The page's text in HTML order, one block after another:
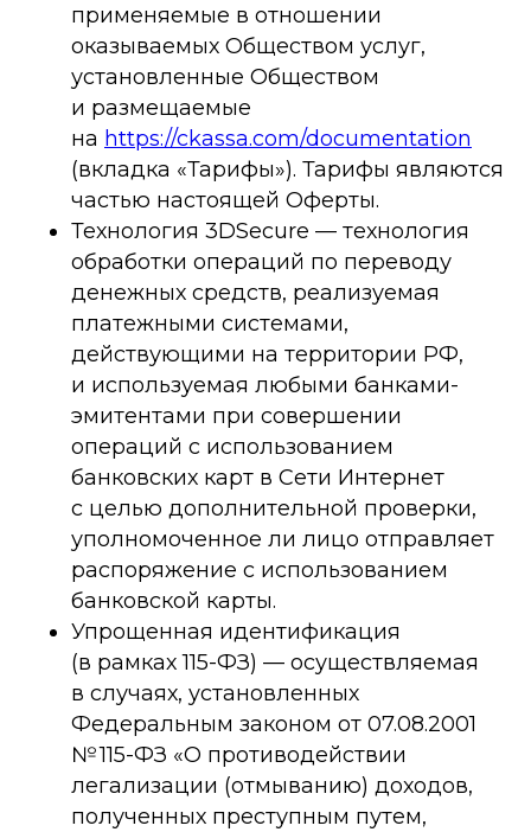
применяемые в отношении
оказываемых Обществом услуг,
установленные Обществом
и размещаемые
на https://ckassa.com/documentation
(вкладка «Тарифы»). Тарифы являются
частью настоящей Оферты.
Технология 3DSecure — технология
обработки операций по переводу
денежных средств, реализуемая
платежными системами,
действующими на территории РФ,
и используемая любыми банками-
эмитентами при совершении
операций с использованием
банковских карт в Сети Интернет
с целью дополнительной проверки,
уполномоченное ли лицо отправляет
распоряжение с использованием
банковской карты.
Упрощенная идентификация
(в рамках 115-ФЗ) — осуществляемая
в случаях, установленных
Федеральным законом от 07.08.2001
№ 115-ФЗ «О противодействии
легализации (отмыванию) доходов,
полученных преступным путем,